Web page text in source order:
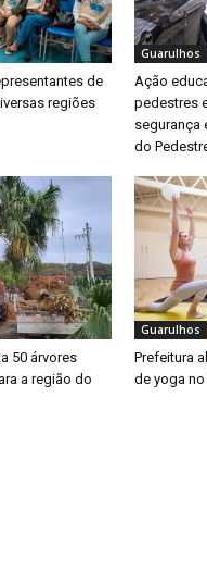
de
regiões
Guarulhos
Ação
pedestres
segurança
do
50 árvores
a região do
Guarulhos
Prefeitura
de yoga no